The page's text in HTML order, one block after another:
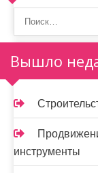
о
з
а
п
и
с
я
Вышло
инструменты